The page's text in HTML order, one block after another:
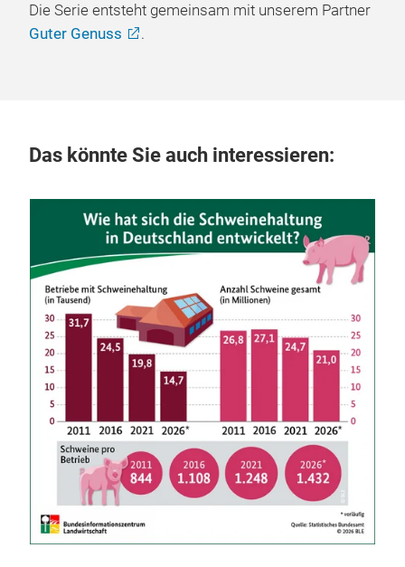
Die Serie entsteht gemeinsam mit unserem Partner
Guter Genuss
.
Das könnte Sie auch interessieren: